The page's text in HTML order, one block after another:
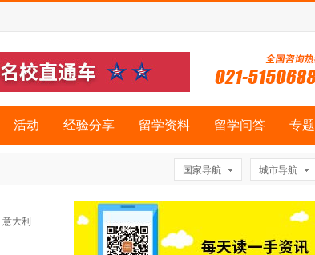
活动 经验分享 留学资料 留学问答 专题
国家导航 城市导航
意大利